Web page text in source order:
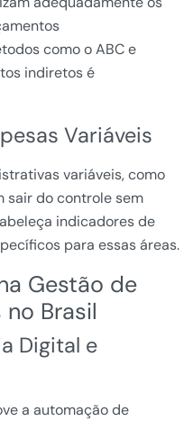
como o ABC e
indiretos é
Variáveis
variáveis, como
sair do controle sem
indicadores de
para essas áreas.
Gestão de
Brasil
Digital e
a automação de